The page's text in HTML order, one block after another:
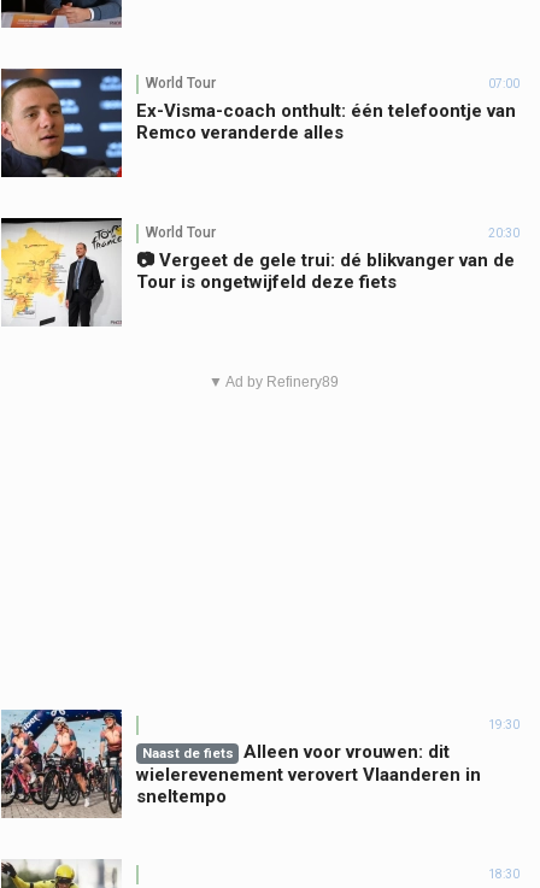
World Tour 07:00
Ex-Visma-coach onthult: één telefoontje van
Remco veranderde alles
World Tour 20:30
📷 Vergeet de gele trui: dé blikvanger van de
Tour is ongetwijfeld deze fiets
▼ Ad by Refinery89
19:30
Naast de fiets
Alleen voor vrouwen: dit
wielerevenement verovert Vlaanderen in
sneltempo
18:30